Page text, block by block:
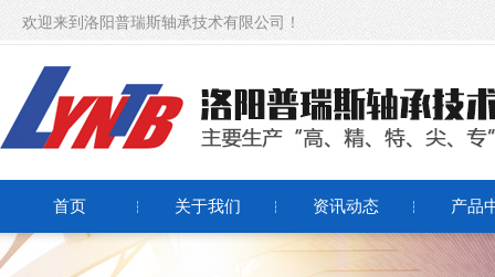
欢迎来到洛阳普瑞斯轴承技术有限公司！
首页 关于我们 资讯动态 产品